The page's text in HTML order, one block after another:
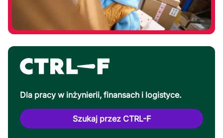
Dla pracy w inżynierii, finansach i logistyce.
Szukaj przez CTRL-F